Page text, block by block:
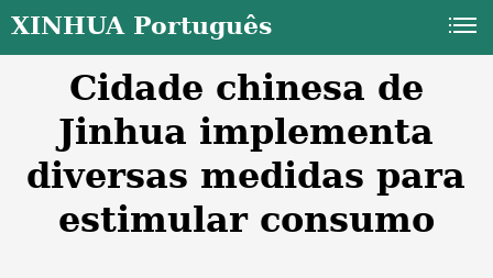
XINHUA Português
Cidade chinesa de
Jinhua implementa
diversas medidas para
estimular consumo